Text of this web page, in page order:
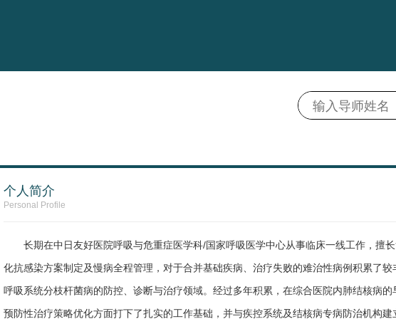
个人简介
Personal Profile
长期在中日友好医院呼吸与危重症医学科/国家呼吸医学中心从事临床一线工作，擅
化抗感染方案制定及慢病全程管理，对于合并基础疾病、治疗失败的难治性病例积累了
呼吸系统分枝杆菌病的防控、诊断与治疗领域。经过多年积累，在综合医院内肺结核病
预防性治疗策略优化方面打下了扎实的工作基础，并与疾控系统及结核病专病防治机构